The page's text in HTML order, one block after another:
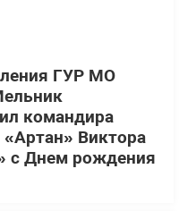
ГУР МО
командира
Виктора
с Днем рождения